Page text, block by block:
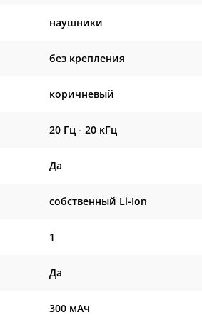
наушники
без крепления
коричневый
20 Гц - 20 кГц
Да
собственный Li-Ion
1
Да
300 мАч